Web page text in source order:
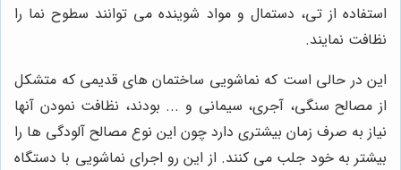
استفاده از تی، دستمال و مواد شوینده می توانند سطوح نما را
نظافت نمایند.
این در حالی است که نماشویی ساختمان های قدیمی که متشکل
از مصالح سنگی، آجری، سیمانی و ... بودند، نظافت نمودن آنها
نیاز به صرف زمان بیشتری دارد چون این نوع مصالح آلودگی ها را
بیشتر به خود جلب می کنند. از این رو اجرای نماشویی با دستگاه